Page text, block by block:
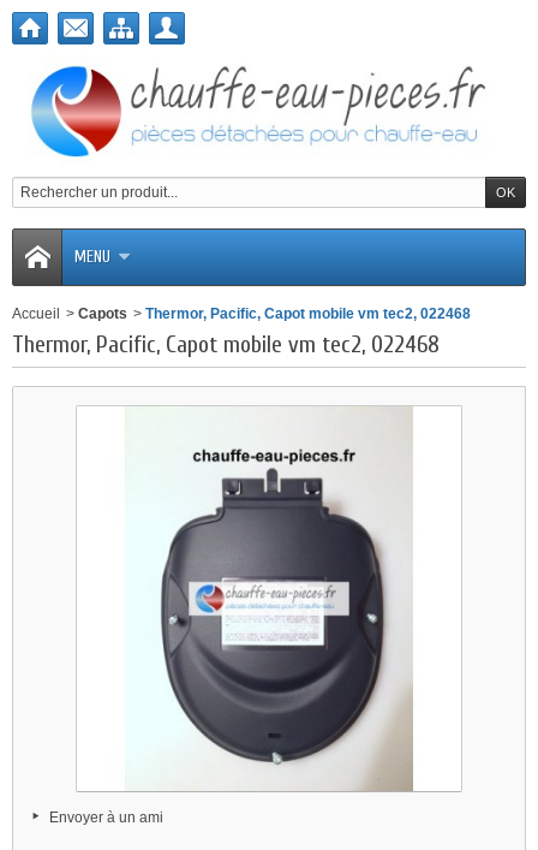
MENU
Accueil > Capots > Thermor, Pacific, Capot mobile vm tec2, 022468
Thermor, Pacific, Capot mobile vm tec2, 022468
Envoyer à un ami